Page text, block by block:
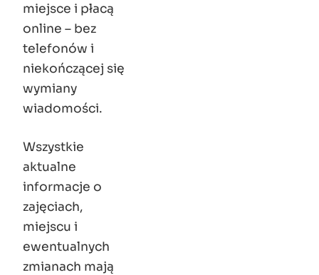
miejsce i płacą
online – bez
telefonów i
niekończącej się
wymiany
wiadomości.
Wszystkie
aktualne
informacje o
zajęciach,
miejscu i
ewentualnych
zmianach mają